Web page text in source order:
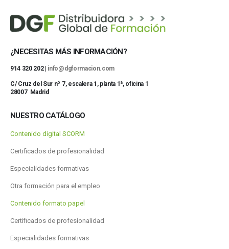
¿NECESITAS MÁS INFORMACIÓN?
914 320 202 | info@dgformacion.com
C/ Cruz del Sur nº 7, escalera 1, planta 1ª, oficina 1
28007 Madrid
NUESTRO CATÁLOGO
Contenido digital SCORM
Certificados de profesionalidad
Especialidades formativas
Otra formación para el empleo
Contenido formato papel
Certificados de profesionalidad
Especialidades formativas